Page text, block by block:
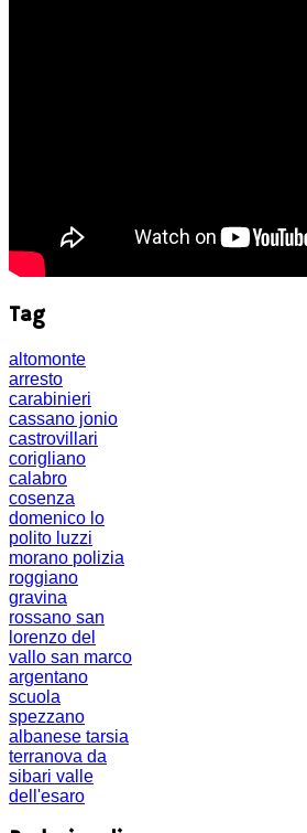
Tag
altomonte
arresto
carabinieri
cassano jonio
castrovillari
corigliano
calabro
cosenza
domenico lo
polito luzzi
morano polizia
roggiano
gravina
rossano san
lorenzo del
vallo san marco
argentano
scuola
spezzano
albanese tarsia
terranova da
sibari valle
dell'esaro